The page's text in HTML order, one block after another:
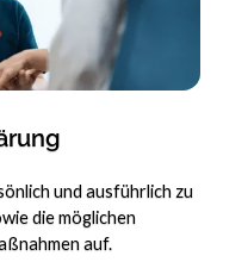
und ausführlich zu
die möglichen
auf.